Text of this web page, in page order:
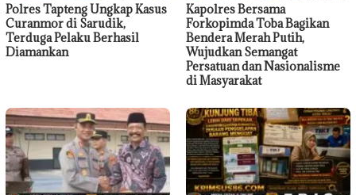
Polres Tapteng Ungkap Kasus
Curanmor di Sarudik,
Terduga Pelaku Berhasil
Diamankan
Kapolres Bersama
Forkopimda Toba Bagikan
Bendera Merah Putih,
Wujudkan Semangat
Persatuan dan Nasionalisme
di Masyarakat